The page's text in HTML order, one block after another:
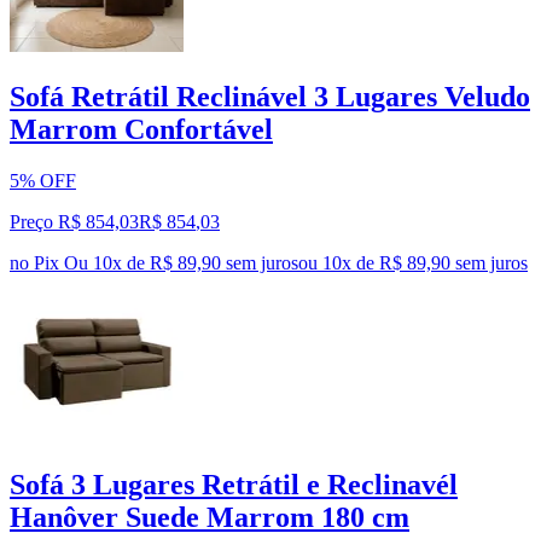
Sofá Retrátil Reclinável 3 Lugares Veludo
Marrom Confortável
5% OFF
Preço R$ 854,03R$ 854,03
no Pix Ou 10x de R$ 89,90 sem jurosou 10x de R$ 89,90 sem juros
Sofá 3 Lugares Retrátil e Reclinavél
Hanôver Suede Marrom 180 cm